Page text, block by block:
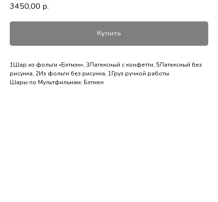
3450,00 р.
Купить
1Шар из фольги «Бэтмэн», 3Латексный с конфетти, 5Латексный без
рисунка, 2Из фольги без рисунка, 1Груз ручной работы
Шары по Мультфильмам: Бэтмен